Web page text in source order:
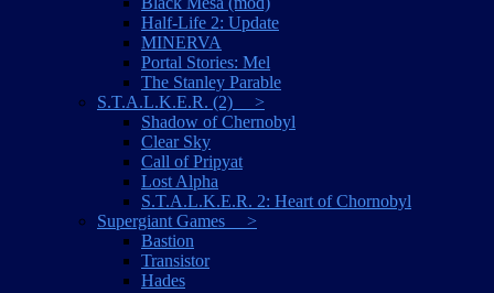
Half-Life 2: Update
MINERVA
Portal Stories: Mel
The Stanley Parable
S.T.A.L.K.E.R. (2) >
Shadow of Chernobyl
Clear Sky
Call of Pripyat
Lost Alpha
S.T.A.L.K.E.R. 2: Heart of Chornobyl
Supergiant Games >
Bastion
Transistor
Hades